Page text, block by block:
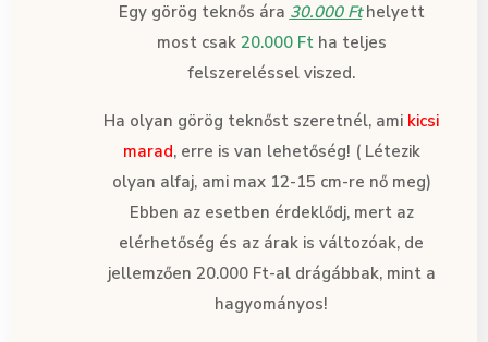
Egy görög teknős ára 30.000 Fthelyett
most csak 20.000 Ft ha teljes
felszereléssel viszed.
Ha olyan görög teknőst szeretnél, ami kicsi
marad, erre is van lehetőség! ( Létezik
olyan alfaj, ami max 12-15 cm-re nő meg)
Ebben az esetben érdeklődj, mert az
elérhetőség és az árak is változóak, de
jellemzően 20.000 Ft-al drágábbak, mint a
hagyományos!